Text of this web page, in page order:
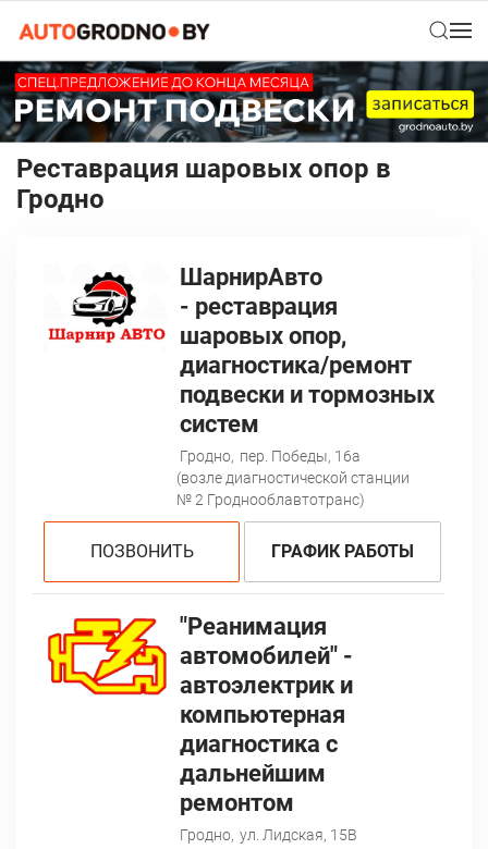
Реставрация шаровых опор в
Гродно
ШарнирАвто
- реставрация
шаровых опор,
диагностика/ремонт
подвески и тормозных
систем
Гродно, пер. Победы, 16а
(возле диагностической станции
№ 2 Гроднооблавтотранс)
ПОЗВОНИТЬ ГРАФИК РАБОТЫ
"Реанимация
автомобилей" -
автоэлектрик и
компьютерная
диагностика с
дальнейшим
ремонтом
Гродно, ул. Лидская, 15В